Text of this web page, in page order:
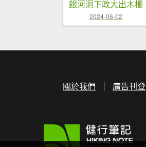
銀河洞下政大出木柵
2024-06-02
關於我們 廣告刊登